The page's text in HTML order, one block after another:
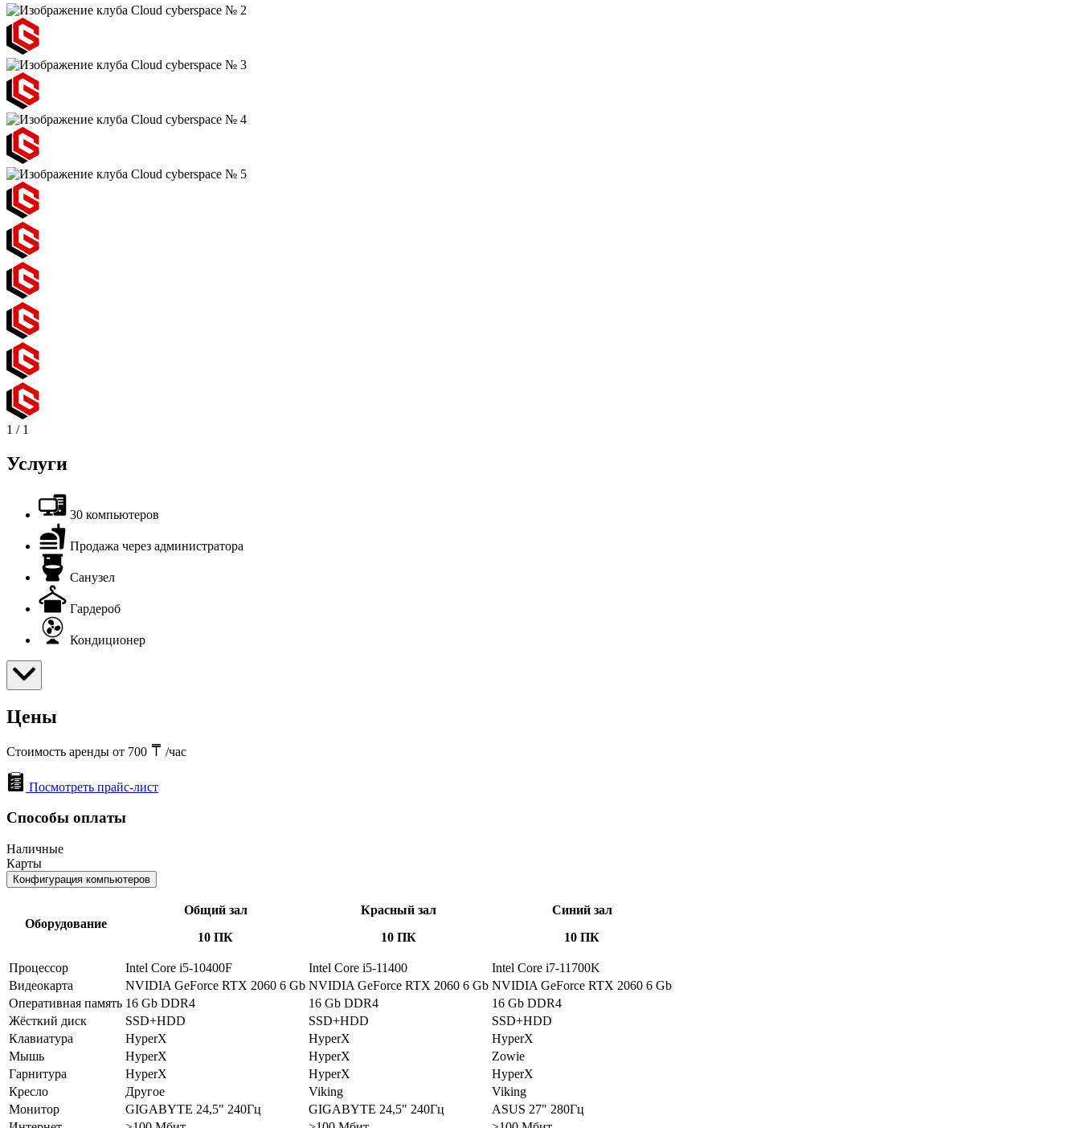
1 / 1
Услуги
30 компьютеров
Продажа через администратора
Санузел
Гардероб
Кондиционер
Цены
Стоимость аренды от 700 /час
Посмотреть прайс-лист
Способы оплаты
Наличные
Карты
Конфигурация компьютеров
Оборудование
Общий зал
10 ПК
Красный зал
10 ПК
Синий зал
10 ПК
Процессор Intel Core i5-10400F Intel Core i5-11400
Intel Core i7-11700K
Видеокарта
NVIDIA GeForce RTX 2060 6 Gb NVIDIA GeForce RTX 2060 6 Gb NVIDIA GeForce RTX 2060 6 Gb
Оперативная память 16 Gb DDR4 16 Gb DDR4
16 Gb DDR4
Жёсткий диск
SSD+HDD SSD+HDD
SSD+HDD
Клавиатура
HyperX HyperX
HyperX
Мышь
HyperX HyperX
Zowie
Гарнитура
HyperX HyperX
HyperX
Кресло
Другое Viking
Viking
Монитор
GIGABYTE 24,5" 240Гц GIGABYTE 24,5" 240Гц
ASUS 27" 280Гц